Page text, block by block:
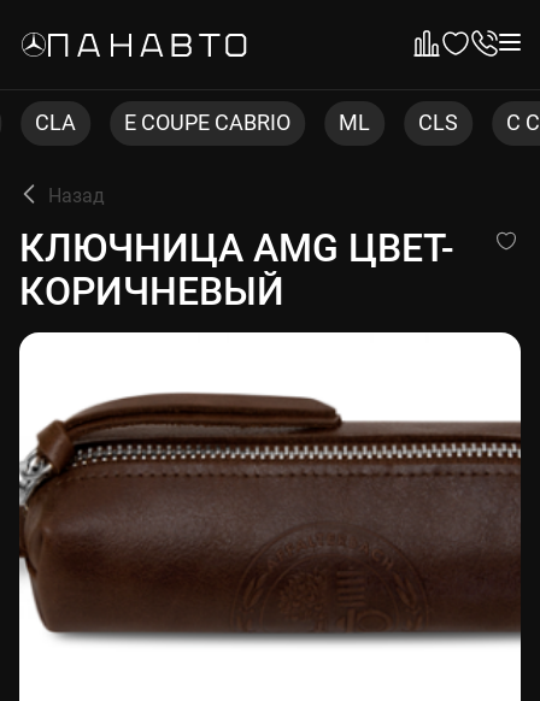
E COUPE CABRIO ML CLS C COUPE
Назад
КЛЮЧНИЦА AMG ЦВЕТ-
КЛЮЧНИЦА AMG ЦВЕТ-
КОРИЧНЕВЫЙ